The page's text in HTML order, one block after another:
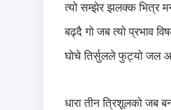
त्यो सम्झेर झलक्क भित्र
बढ्दै गो जब त्यो प्रभाव
घोचे तिर्सुलले फुट्यो जल
धारा तीन त्रिशूलको जब